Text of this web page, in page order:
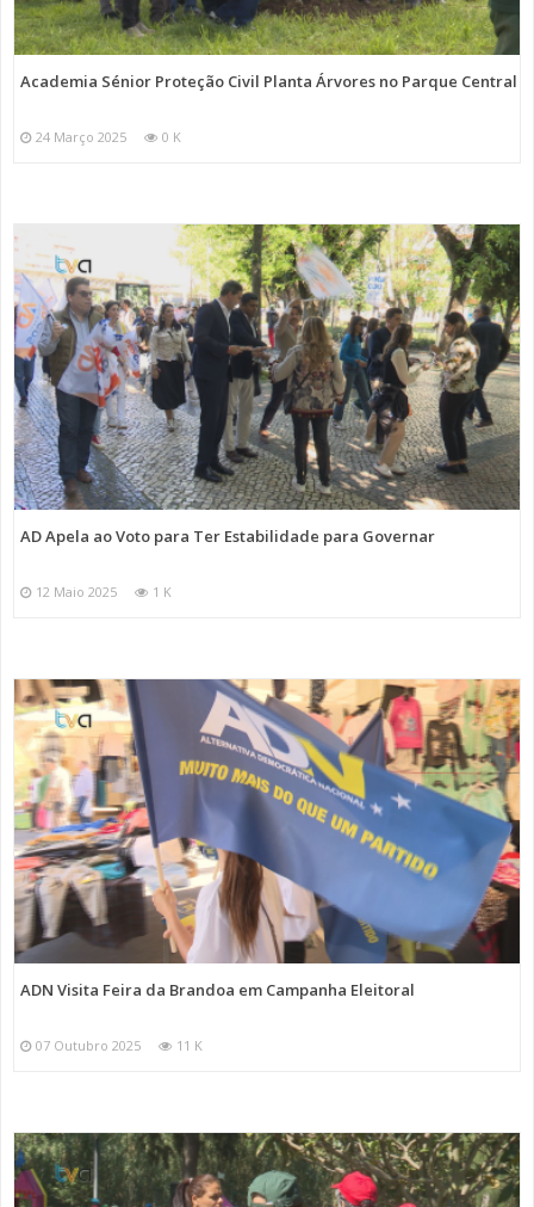
Academia Sénior Proteção Civil Planta Árvores no Parque Central
24 Março 2025 0 K
AD Apela ao Voto para Ter Estabilidade para Governar
12 Maio 2025 1 K
ADN Visita Feira da Brandoa em Campanha Eleitoral
07 Outubro 2025 11 K